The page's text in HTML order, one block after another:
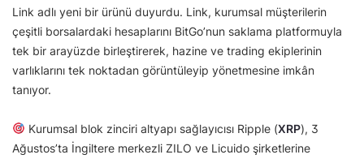
Link adlı yeni bir ürünü duyurdu. Link, kurumsal müşterilerin
çeşitli borsalardaki hesaplarını BitGo’nun saklama platformuyla
tek bir arayüzde birleştirerek, hazine ve trading ekiplerinin
varlıklarını tek noktadan görüntüleyip yönetmesine imkân
tanıyor.
Kurumsal blok zinciri altyapı sağlayıcısı Ripple (XRP), 3
Ağustos’ta İngiltere merkezli ZILO ve Licuido şirketlerine